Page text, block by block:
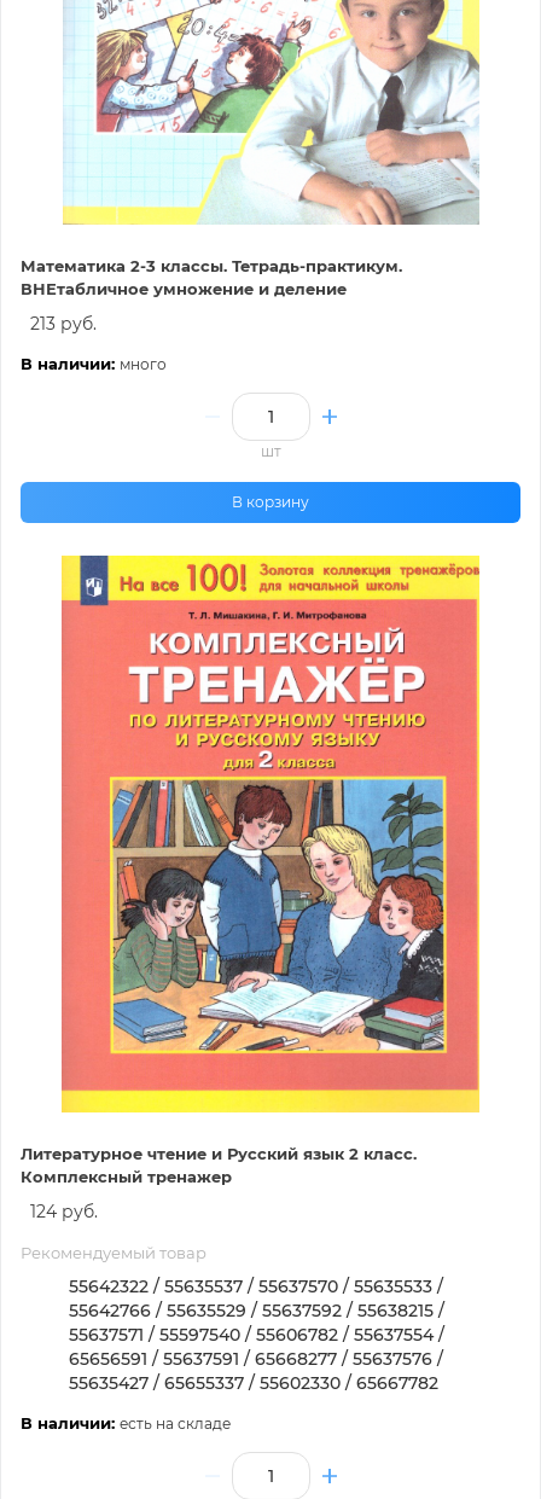
Математика 2-3 классы. Тетрадь-практикум.
ВНЕтабличное умножение и деление
213 руб.
В наличии: много
шт
В корзину
Литературное чтение и Русский язык 2 класс.
Комплексный тренажер
124 руб.
Рекомендуемый товар
55642322 / 55635537 / 55637570 / 55635533 /
55642766 / 55635529 / 55637592 / 55638215 /
55637571 / 55597540 / 55606782 / 55637554 /
65656591 / 55637591 / 65668277 / 55637576 /
55635427 / 65655337 / 55602330 / 65667782
В наличии: есть на складе